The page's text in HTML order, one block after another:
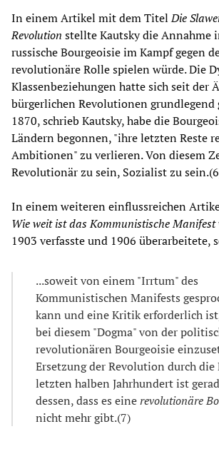
In einem Artikel mit dem TitelDie
Revolution stellte Kautsky die Annahme
russische Bourgeoisie im Kampf gegen
revolutionäre Rolle spielen würde. Die
Klassenbeziehungen hatte sich seit der
bürgerlichen Revolutionen grundlegend
1870, schrieb Kautsky, habe die
Ländern begonnen, "ihre letzten Reste
Ambitionen" zu verlieren. Von diesem
Revolutionär zu sein, Sozialist zu
In einem weiteren einflussreichen
Wie weit ist das Kommunistische Manifest
1903 verfasste und 1906 überarbeitete,
...soweit von einem "Irrtum" des
Kommunistischen Manifests
kann und eine Kritik erforderlich
bei diesem "Dogma" von der
revolutionären Bourgeoisie
Ersetzung der Revolution durch
letzten halben Jahrhundert ist
dessen, dass es einerevolutionäre
nicht mehr gibt.(7)